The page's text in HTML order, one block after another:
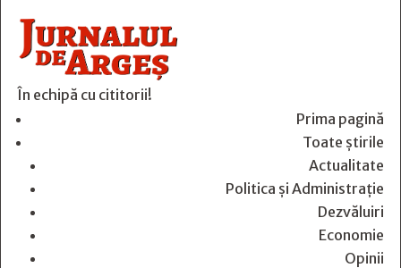
În echipă cu cititorii!
Prima pagină
Toate știrile
Actualitate
Politica și Administrație
Dezvăluiri
Economie
Opinii